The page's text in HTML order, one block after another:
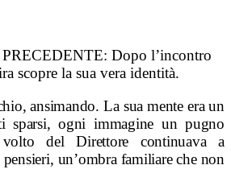
Dopo l’incontro
scopre la sua vera identità.
ansimando. La sua mente era un
sparsi, ogni immagine un pugno
del Direttore continuava a
un’ombra familiare che non